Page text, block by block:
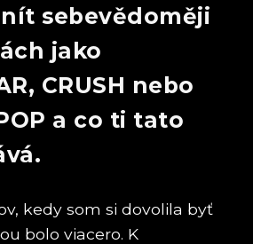
sebevědoměji
jako
CRUSH nebo
a co ti tato
kedy som si dovolila byť
bolo viacero. K